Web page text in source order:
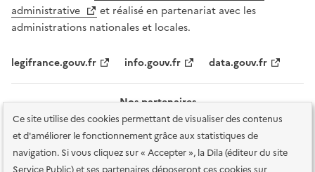
Ce site utilise des cookies permettant de visualiser des contenus
et d'améliorer le fonctionnement grâce aux statistiques de
navigation. Si vous cliquez sur « Accepter », la Dila (éditeur du site
administrative
et réalisé en partenariat avec les
administrations nationales et locales.
legifrance.gouv.fr info.gouv.fr data.gouv.fr
Nos partenaires